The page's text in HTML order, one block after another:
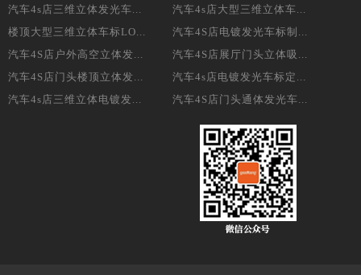
汽车4s店三维立体发光车...
汽车4s店大型三维立体车...
楼顶大型三维立体车标LO...
汽车4S店电镀发光车标制...
汽车4S店户外高空立体发...
汽车4S店展厅门头立体吸...
汽车4S店门头楼顶立体发...
汽车4s店电镀发光车标定...
汽车4s店三维立体电镀发...
汽车4S店门头通体发光车...